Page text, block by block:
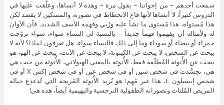
سمعت أحدهم – من إخواننا – يقول مرة – وهذه لا أنساها، وعلَّقت عليها في
الدروس كثيراً، لا أنساها لأنها قاع الانحطاط في تصوره، والمسكين لا يقصد لكن
هذا مُستواه، هذا مُستوى ما نشأ عليه ورُبي وفهمه للأسف الشديد، فآن الأوان
له ولأمثاله أن يفهموا فهماً جديداً – بالنسبة لي النساء سواء، سواء تزوَّجت
حمراء أو بيضاء أو سوداء وما إلى ذلك فالنساء سواء، هل تعرفون لماذا؟ لأنه لا
يبحث عن الشخص، لا يبحث عن الكينونة، لا يبحث عن الأنت، يبحث عن الهو، هو
يبحث عن الأُنوثة المُطلَقة فقط، الأُنوثة بالمعنى الهيولاني، الأُنوثة من حيث هي
هي، تجسَّدت في شخص سين أو في شخص عين أو في شخص إكس X أو في
شخص إبسيلون Ε، هذا غير مُهِم! هو يُريد الأُنوثة المُريحة التي تُدغدِغ خياله
المريض المُلتاث وتصوراته الطفولية النرجسية والبهيمية أيضاً، هذه هي!